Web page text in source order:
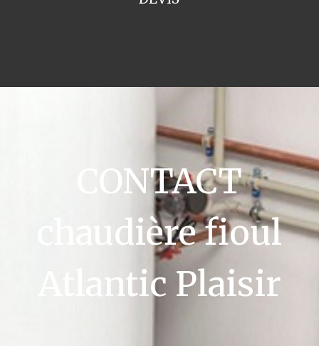
CONTACT
chaudière fioul
Atlantic Plaisir